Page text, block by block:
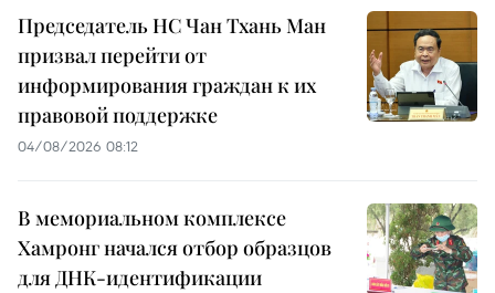
Председатель НС Чан Тхань Ман
призвал перейти от
информирования граждан к их
правовой поддержке
04/08/2026 08:12
В мемориальном комплексе
Хамронг начался отбор образцов
для ДНК-идентификации